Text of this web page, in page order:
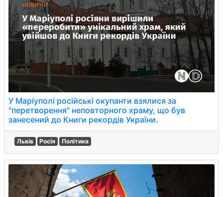
У Маріуполі російські окупанти взялися за
"перетворення" неповторного храму, що був
занесений до Книги рекордів України.
Львів Росія Політика